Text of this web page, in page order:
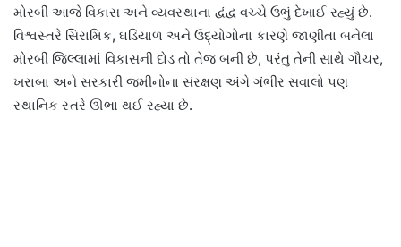
મોરબી આજે વિકાસ અને વ્યવસ્થાના દ્વંદ્વ વચ્ચે ઉભું દેખાઈ રહ્યું છે.
વિશ્વસ્તરે સિરામિક, ઘડિયાળ અને ઉદ્યોગોના કારણે જાણીતા બનેલા
મોરબી જિલ્લામાં વિકાસની દોડ તો તેજ બની છે, પરંતુ તેની સાથે ગૌચર,
ખરાબા અને સરકારી જમીનોના સંરક્ષણ અંગે ગંભીર સવાલો પણ
સ્થાનિક સ્તરે ઊભા થઈ રહ્યા છે.